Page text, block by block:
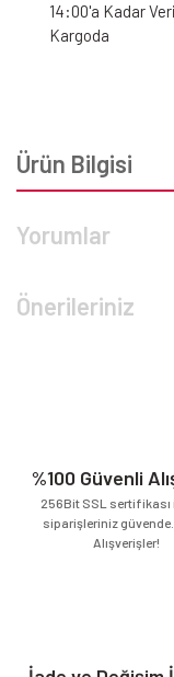
14:00'a Kadar
Kargoda
Ürün Bilgisi
Yorumlar
Önerileriniz
%100 Güvenli
256Bit SSL sertifikası
siparişleriniz
Alışverişler!